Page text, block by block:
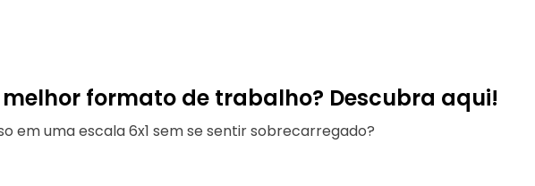
melhor formato de trabalho? Descubra aqui!
em uma escala 6x1 sem se sentir sobrecarregado?